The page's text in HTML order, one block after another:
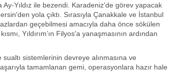
Yıldız ile bezendi. Karadeniz'de görev yapacak
yola çıktı. Sırasıyla Çanakkale ve İstanbul
geçebilmesi amacıyla daha önce sökülen
Yıldırım’ın Filyos'a yanaşmasının ardından
sualtı sistemlerinin devreye alınmasına ve
tamamlanan gemi, operasyonlara hazır hale